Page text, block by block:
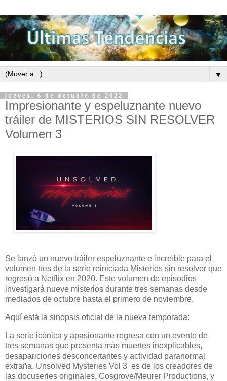
▼
jueves, 6 de octubre de 2022
Impresionante y espeluznante nuevo
tráiler de MISTERIOS SIN RESOLVER
Volumen 3
Se lanzó un nuevo tráiler espeluznante e increíble para el
volumen tres de la serie reiniciada Misterios sin resolver que
regresó a Netflix en 2020. Este volumen de episodios
investigará nueve misterios durante tres semanas desde
mediados de octubre hasta el primero de noviembre.
Aquí está la sinopsis oficial de la nueva temporada:
La serie icónica y apasionante regresa con un evento de
tres semanas que presenta más muertes inexplicables,
desapariciones desconcertantes y actividad paranormal
extraña. Unsolved Mysteries Vol 3 es de los creadores de
las docuseries originales, Cosgrove/Meurer Productions, y